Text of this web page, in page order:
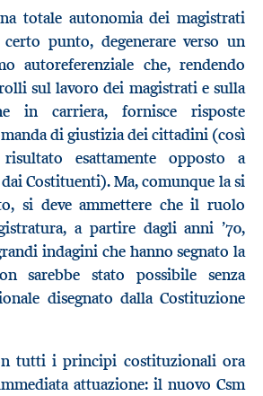
totale autonomia dei magistrati
punto, degenerare verso un
autoreferenziale che, rendendo
sul lavoro dei magistrati e sulla
in carriera, fornisce risposte
di giustizia dei cittadini (così
esattamente opposto a
Costituenti). Ma, comunque la si
si deve ammettere che il ruolo
a partire dagli anni ’70,
indagini che hanno segnato la
sarebbe stato possibile senza
disegnato dalla Costituzione
tutti i principi costituzionali ora
attuazione: il nuovo Csm